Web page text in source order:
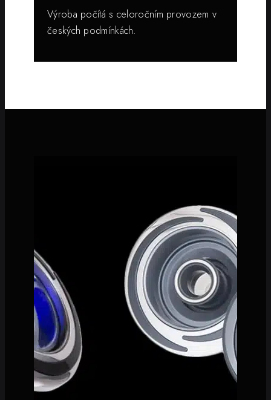
Výroba počítá s celoročním provozem v
českých podmínkách.